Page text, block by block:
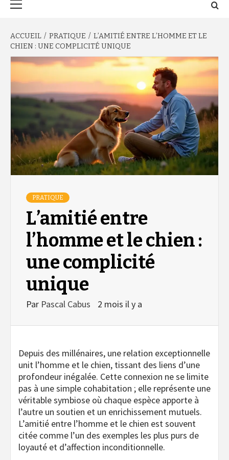
ACCUEIL PRATIQUE
L’AMITIÉ ENTRE L’HOMME ET LE
CHIEN : UNE COMPLICITÉ UNIQUE
PRATIQUE
L’amitié entre
l’homme et le chien :
une complicité
unique
Par Pascal Cabus 2 mois il y a
Depuis des millénaires, une relation exceptionnelle
unit l’homme et le chien, tissant des liens d’une
profondeur inégalée. Cette connexion ne se limite
pas à une simple cohabitation ; elle représente une
véritable symbiose où chaque espèce apporte à
l’autre un soutien et un enrichissement mutuels.
L’amitié entre l’homme et le chien est souvent
citée comme l’un des exemples les plus purs de
loyauté et d’affection inconditionnelle.